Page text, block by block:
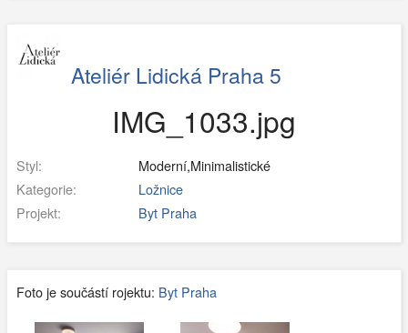
Ateliér Lidická Praha 5
IMG_1033.jpg
Styl:
Moderní,Minimalistické
Kategorie:
Ložnice
Projekt:
Byt Praha
Foto je součástí rojektu: Byt Praha